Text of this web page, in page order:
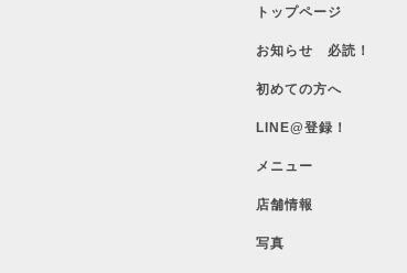
トップページ
お知らせ 必読！
初めての方へ
LINE@登録！
メニュー
店舗情報
写真